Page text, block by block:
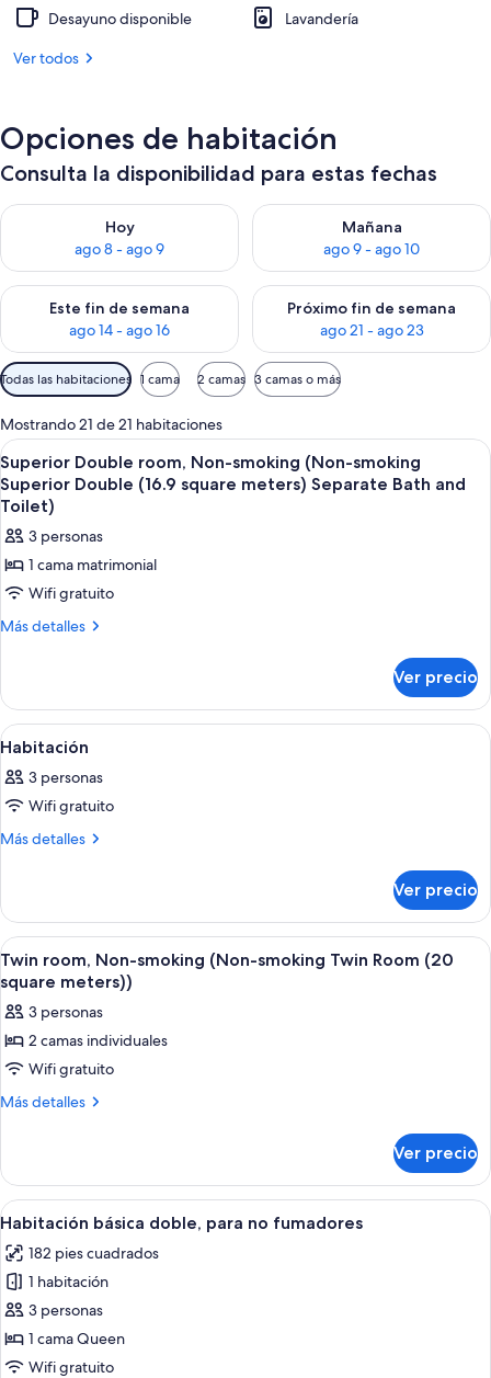
Lobby
Desayuno disponible
Lavandería
Ver todos
Opciones de habitación
Consulta la disponibilidad para estas fechas
Hoy
ago 8 - ago 9
Consulta la disponibilidad para hoy ago 8 - ago 9
Mañana
ago 9 - ago 10
Consulta la disponibilidad
Este fin de semana
ago 14 - ago 16
Consulta la disponibilidad para este fin de semana ago 14 -
Próximo fin de semana
ago 21 - ago 23
Consulta la disponibilidad
Filtros
disponibles
para
las
habitaciones
Todas las habitaciones 1 cama 2 camas 3 camas o más
Mostrando 21 de 21 habitaciones
Abrir
todas
las
fotos
de
Superior
Double
room,
(Non-
smoking
Superior
Double
(16.9
square
Bath
and
Toilet)
Una habitación de hotel con una
9
Superior Double room, Non-smoking (Non-smoking
Superior Double (16.9 square meters) Separate Bath and
Toilet)
3 personas
1 cama matrimonial
Wifi gratuito
Más detalles
Más
Double
room,
Non-
(Non-
smoking
Double
Separate
Bath
and
Toilet)
Ver precio
Abrir
todas
las
fotos
de
Habitación de hotel con dos camas,
9
Habitación
3 personas
Wifi gratuito
Más detalles
Más
Ver precio
Abrir
todas
las
fotos
de
Twin
room,
(Non-
smoking
Twin
Room
(20
square
meters))
Habitación de hotel con dos camas,
7
Twin room, Non-smoking (Non-smoking Twin Room (20
square meters))
3 personas
2 camas individuales
Wifi gratuito
Más detalles
Más
room,
Non-
smoking
smoking
Twin
Room
(20
square
meters))
Ver precio
Abrir
todas
las
fotos
de
Habitación
básica
Una habitación de hotel moderna
8
Habitación básica doble, para no fumadores
182 pies cuadrados
1 habitación
3 personas
1 cama Queen
Wifi gratuito